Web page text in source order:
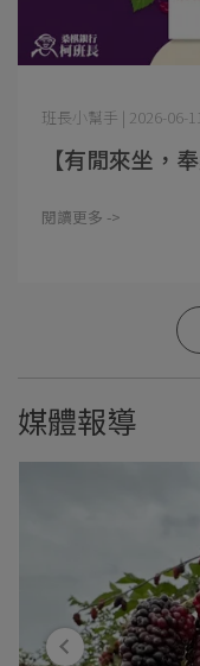
班長小幫手 | 2026-06-11
【有閒來坐，
閱讀更多 ->
媒體報導